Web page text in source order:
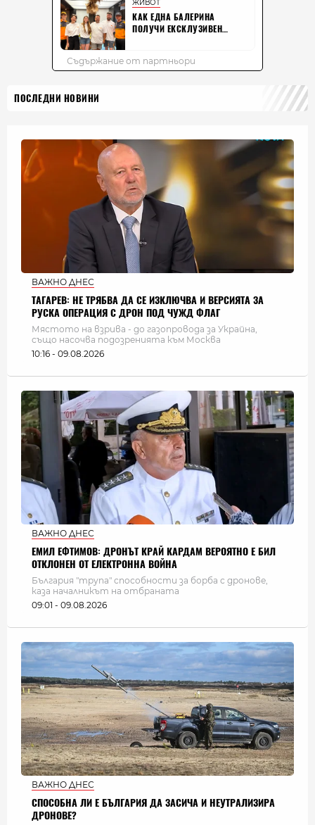
ПОСЛЕДНИ НОВИНИ
ВАЖНО ДНЕС
ТАГАРЕВ: НЕ ТРЯБВА ДА СЕ ИЗКЛЮЧВА И ВЕРСИЯТА ЗА
РУСКА ОПЕРАЦИЯ С ДРОН ПОД ЧУЖД ФЛАГ
Мястото на взрива - до газопровода за Украйна,
също насочва подозренията към Москва
10:16 - 09.08.2026
ВАЖНО ДНЕС
ЕМИЛ ЕФТИМОВ: ДРОНЪТ КРАЙ КАРДАМ ВЕРОЯТНО Е БИЛ
ОТКЛОНЕН ОТ ЕЛЕКТРОННА ВОЙНА
България "трупа" способности за борба с дронове,
каза началникът на отбраната
09:01 - 09.08.2026
ВАЖНО ДНЕС
СПОСОБНА ЛИ Е БЪЛГАРИЯ ДА ЗАСИЧА И НЕУТРАЛИЗИРА
ДРОНОВЕ?